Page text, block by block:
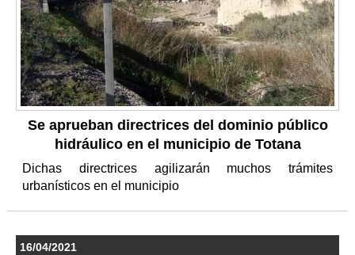
Se aprueban directrices del dominio público
hidráulico en el municipio de Totana
Dichas directrices agilizarán muchos trámites
urbanísticos en el municipio
16/04/2021